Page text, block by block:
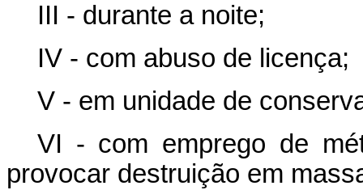
III - durante a noite;
IV - com abuso de licença;
V - em unidade de
VI - com emprego de
provocar destruição em